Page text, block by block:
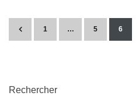
1 … 5 6
Rechercher